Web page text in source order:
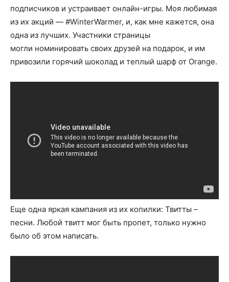
подписчиков и устраивает онлайн-игры. Моя любимая
из их акций — #WinterWarmer, и, как мне кажется, она
одна из лучших. Участники страницы
могли номинировать своих друзей на подарок, и им
привозили горячий шоколад и теплый шарф от Orange.
Еще одна яркая кампания из их копилки: Твитты –
песни. Любой твитт мог быть пропет, только нужно
было об этом написать.